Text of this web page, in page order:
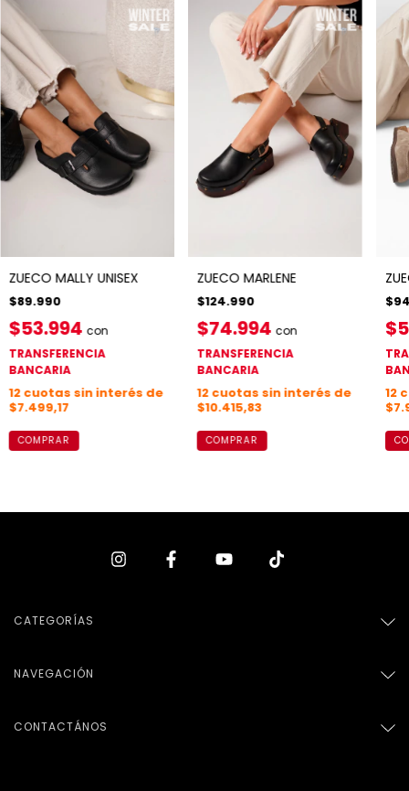
ZUECO MALLY UNISEX
$89.990
$53.994 con
TRANSFERENCIA
BANCARIA
12cuotas sin interés de
$7.499,17
COMPRAR
ZUECO MARLENE
$124.990
$74.994 con
TRANSFERENCIA
BANCARIA
12cuotas sin interés de
$10.415,83
COMPRAR
12
CATEGORÍAS
NAVEGACIÓN
CONTACTÁNOS